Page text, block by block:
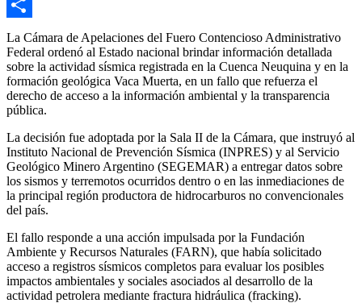
Email
Compartir
La Cámara de Apelaciones del Fuero Contencioso Administrativo
Federal ordenó al Estado nacional brindar información detallada
sobre la actividad sísmica registrada en la Cuenca Neuquina y en la
formación geológica Vaca Muerta, en un fallo que refuerza el
derecho de acceso a la información ambiental y la transparencia
pública.
La decisión fue adoptada por la Sala II de la Cámara, que instruyó al
Instituto Nacional de Prevención Sísmica (INPRES) y al Servicio
Geológico Minero Argentino (SEGEMAR) a entregar datos sobre
los sismos y terremotos ocurridos dentro o en las inmediaciones de
la principal región productora de hidrocarburos no convencionales
del país.
El fallo responde a una acción impulsada por la Fundación
Ambiente y Recursos Naturales (FARN), que había solicitado
acceso a registros sísmicos completos para evaluar los posibles
impactos ambientales y sociales asociados al desarrollo de la
actividad petrolera mediante fractura hidráulica (fracking).